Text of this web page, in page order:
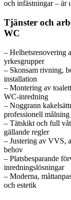
och infästningar – är
Tjänster och
WC
– Helhetsrenovering
yrkesgrupper
– Skonsam rivning,
installation
– Montering av
WC-inredning
– Noggrann
professionell målning
– Tätskikt och full
gällande regler
– Justering av VVS,
behov
– Platsbesparande
inredningslösningar
– Moderna,
och estetik